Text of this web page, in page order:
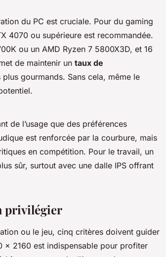
du PC est cruciale. Pour du gaming
4070 ou supérieure est recommandée.
ou un AMD Ryzen 7 5800X3D, et 16
de maintenir un taux de
gourmands. Sans cela, même le
de l’usage que des préférences
est renforcée par la courbure, mais
en compétition. Pour le travail, un
sûr, surtout avec une dalle IPS offrant
privilégier
ou le jeu, cinq critères doivent guider
x 2160 est indispensable pour profiter